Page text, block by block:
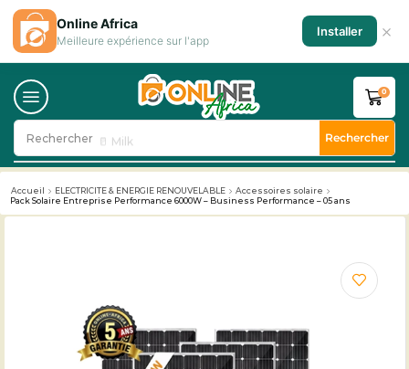
Rechercher 🥛 Milk Rechercher
0
Accueil ELECTRICITE & ENERGIE RENOUVELABLE
Accessoires solaire
Pack Solaire Entreprise Performance 6000W – Business Performance – 05 ans
Online Africa
Meilleure expérience sur l'app
Installer ×